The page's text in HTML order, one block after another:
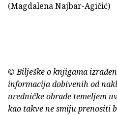
(Magdalena Najbar-Agičić)
© Bilješke o knjigama
informacija dobivenih od
uredničke obrade temeljem
kao takve ne smiju prenositi